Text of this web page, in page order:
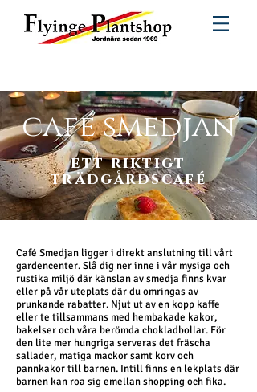
café smedjan
ett riktigt
trädgårdscafé
Café Smedjan ligger i direkt anslutning till vårt
gardencenter. Slå dig ner inne i vår mysiga och
rustika miljö där känslan av smedja finns kvar
eller på vår uteplats där du omringas av
prunkande rabatter. Njut ut av en kopp kaffe
eller te tillsammans med hembakade kakor,
bakelser och våra berömda chokladbollar. För
den lite mer hungriga serveras det fräscha
sallader, matiga mackor samt korv och
pannkakor till barnen. Intill finns en lekplats där
barnen kan roa sig emellan shopping och fika.